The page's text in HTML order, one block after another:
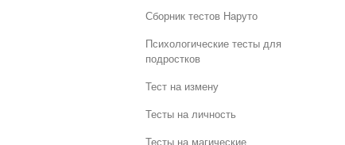
Сборник тестов Наруто
Психологические тесты для
подростков
Тест на измену
Тесты на личность
Тесты на магические